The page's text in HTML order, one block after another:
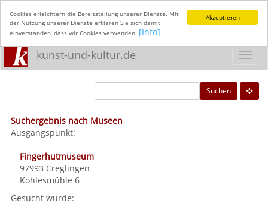
Akzeptieren
Cookies erleichtern die Bereitstellung unserer Dienste. Mit
der Nutzung unserer Dienste erklären Sie sich damit
einverstanden, dass wir Cookies verwenden. [Info]
kunst-und-kultur.de
Suchen
Suchergebnis nach Museen
Ausgangspunkt:
Fingerhutmuseum
97993 Creglingen
Kohlesmühle 6
Gesucht wurde: